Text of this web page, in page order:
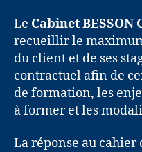
Le Cabinet BESSON
recueillir le
du client et de ses
contractuel afin de
de formation, les
à former et les
La réponse au cahier